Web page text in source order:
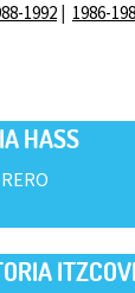
1992 1986-
HASS